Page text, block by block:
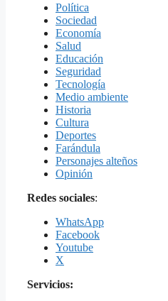
Política
Sociedad
Economía
Salud
Educación
Seguridad
Tecnología
Medio ambiente
Historia
Cultura
Deportes
Farándula
Personajes alteños
Opinión
Redes sociales:
WhatsApp
Facebook
Youtube
X
Servicios: